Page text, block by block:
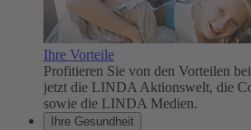
Ihre Vorteile
Profitieren Sie von den Vorteilen
jetzt die LINDA Aktionswelt, die
sowie die LINDA Medien.
Ihre Gesundheit